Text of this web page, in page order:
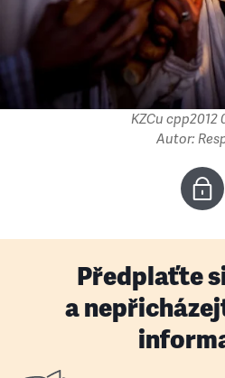
KZCu cpp2012
Autor:
Předplaťte
a